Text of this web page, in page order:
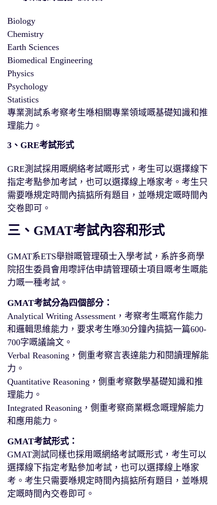
Biology
Chemistry
Earth Sciences
Biomedical Engineering
Physics
Psychology
Statistics
專業測試系考察考生喺相關專業領域嘅基礎知識和推
理能力。
3、GRE考試形式
GRE測試採用嘅網絡考試嘅形式，考生可以選擇線下
指定考點參加考試，也可以選擇線上喺家考。考生只
需要喺規定時間內搞掂所有題目，並喺規定嘅時間內
交卷即可。
三、GMAT考試內容和形式
GMAT系ETS舉辦嘅管理碩士入學考試，系許多商學
院招生委員會用嚟評估申請管理碩士項目嘅考生嘅能
力嘅一種考試。
GMAT考試分為四個部分：
Analytical Writing Assessment，考察考生嘅寫作能力
和邏輯思維能力，要求考生喺30分鐘內搞掂一篇600-
700字嘅議論文。
Verbal Reasoning，側重考察言表達能力和閱讀理解能
力。
Quantitative Reasoning，側重考察數學基礎知識和推
理能力。
Integrated Reasoning，側重考察商業概念嘅理解能力
和應用能力。
GMAT考試形式：
GMAT測試同樣也採用嘅網絡考試嘅形式，考生可以
選擇線下指定考點參加考試，也可以選擇線上喺家
考。考生只需要喺規定時間內搞掂所有題目，並喺規
定嘅時間內交卷即可。